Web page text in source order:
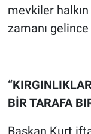
mevkiler
zamanı
BİR TARAFA
Başkan Kurt